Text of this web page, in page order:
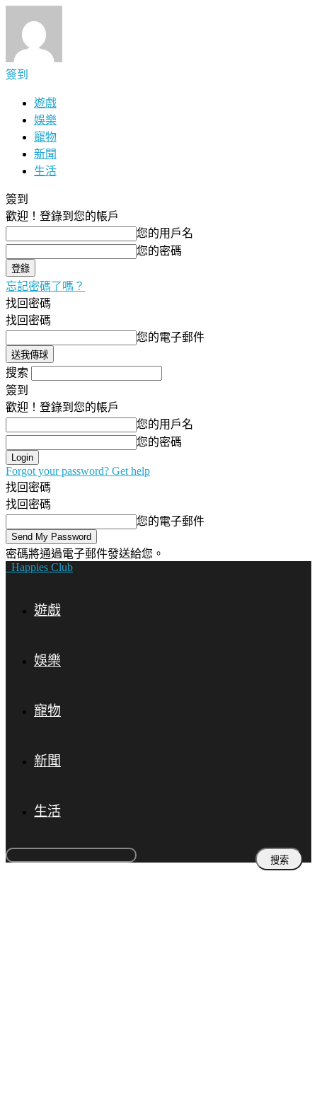
簽到
遊戲
娛樂
寵物
新聞
生活
簽到
歡迎！ 登錄到您的帳戶
您的用戶名
您的密碼
忘記密碼了嗎？
找回密碼
找回密碼
您的電子郵件
搜索
簽到
歡迎！登錄到您的帳戶
您的用戶名
您的密碼
Forgot your password? Get help
找回密碼
找回密碼
您的電子郵件
密碼將通過電子郵件發送給您。
Happies Club
遊戲
娛樂
寵物
新聞
生活